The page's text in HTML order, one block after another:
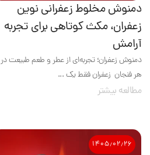
دمنوش مخلوط زعفرانی نوین
زعفران، مکث کوتاهی برای تجربه
آرامش
دمنوش زعفران؛ تجربه‌ای از عطر و طعم طبیعت در
هر فنجان زعفران فقط یک ...
مطالعه بیشتر
۱۴۰۵٫۰۲٫۲۶